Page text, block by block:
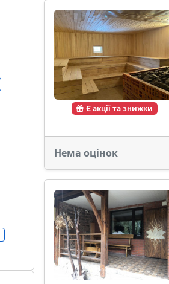
Є акції та знижки
Нема оцінок